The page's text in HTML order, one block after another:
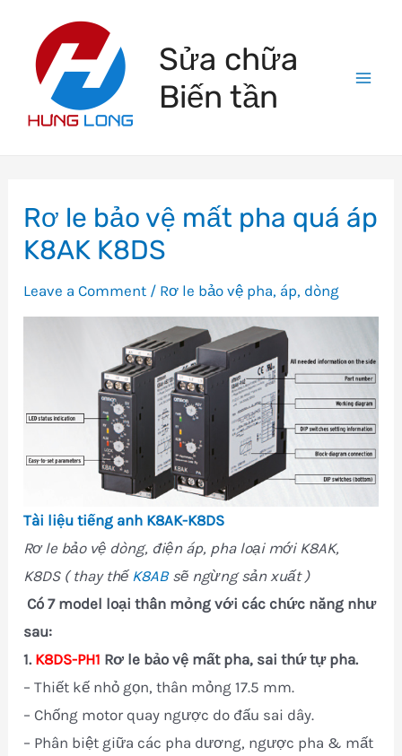
content
Sửa chữa
Biến tần
Rơ le bảo vệ mất pha quá áp
K8AK K8DS
Leave a Comment / Rơ le bảo vệ pha, áp, dòng
Tài liệu tiếng anh K8AK-K8DS
Rơ le bảo vệ dòng, điện áp, pha loại mới K8AK,
K8DS ( thay thếK8ABsẽ ngừng sản xuất )
Có 7 model loại thân mỏng với các chức năng như
sau:
1. K8DS-PH1 Rơ le bảo vệ mất pha, sai thứ tự pha.
– Thiết kế nhỏ gọn, thân mỏng 17.5 mm.
– Chống motor quay ngược do đấu sai dây.
– Phân biệt giữa các pha dương, ngược pha & mất